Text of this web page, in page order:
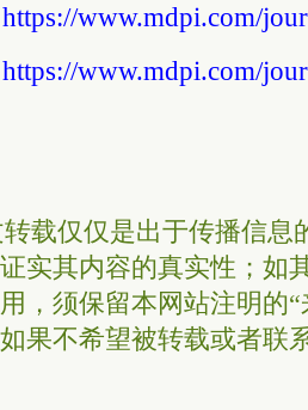
https://www.mdpi.com/
https://www.mdpi.com/
载仅仅是出于传播信息
实其内容的真实性；如
，须保留本网站注明的
果不希望被转载或者联